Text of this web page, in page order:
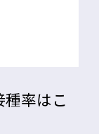
率はこ